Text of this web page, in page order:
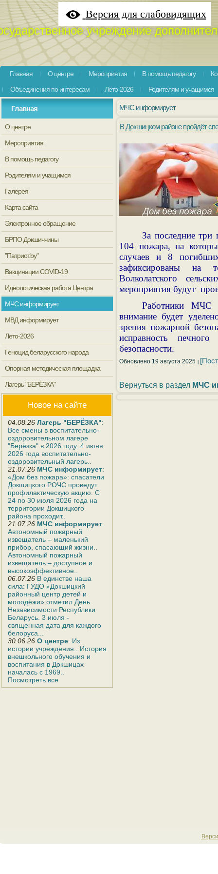
Версия для слабовидящих
учреждение
Главная О центре Мероприятия В помощь педагогу
Объединения по интересам
Лето-2026 Родителям и учащимся
Главная
О центре
Мероприятия
В помощь педагогу
Родителям и учащимся
Галерея
Карта сайта
Электронное обращение
БРПО Докшиччины
"Патриот.by"
Вакцинации COVID-19
Идеологическая работа Центра
МЧС информирует
МВД информирует
Лето-2026
Геноцид беларусского народа
Опорная методическая площадка
Лагерь "БЕРЁЗКА"
Новое на сайте
04.08.26 Лагерь "БЕРЁЗКА":
Все смены в воспитательно-
оздоровительном лагере
"Берёзка" в 2026 году. 4 июня
2026 года воспитательно-
оздоровительный лагерь..
21.07.26 МЧС информирует:
«Дом без пожара»: спасатели
Докшицкого РОЧС проведут
профилактическую акцию. С
24 по 30 июля 2026 года на
территории Докшицкого
района проходит..
21.07.26 МЧС информирует:
Автономный пожарный
извещатель – маленький
прибор, спасающий жизни..
Автономный пожарный
извещатель – доступное и
высокоэффективное..
06.07.26 В единстве наша
сила: ГУДО «Докшицкий
районный центр детей и
молодёжи» отметил День
Независимости Республики
Беларусь. 3 июля -
священная дата для каждого
белоруса...
30.06.26 О центре: Из
истории учреждения:. История
внешкольного обучения и
воспитания в Докшицах
началась с 1969..
Посмотреть все
МЧС информирует
В Докшицком районе пройдёт
За последние
104 пожара, на
случаев и 8
зафиксированы на
Волколатского
мероприятия будут
Работники МЧС
внимание будет
зрения пожарной
исправность
безопасности.
Обновлено 19 августа 2025
Вернуться в раздел МЧС